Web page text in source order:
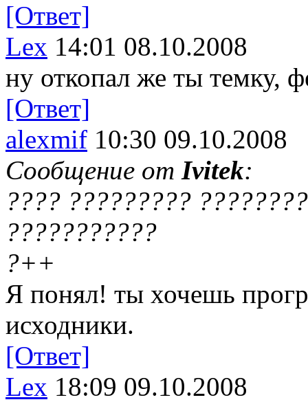
[Ответ]
Lex 14:01 08.10.2008
ну откопал же ты темку,
[Ответ]
alexmif 10:30 09.10.2008
Сообщение от Ivitek:
???? ?????????
???????????
?++
Я понял! ты хочешь
исходники.
[Ответ]
Lex 18:09 09.10.2008